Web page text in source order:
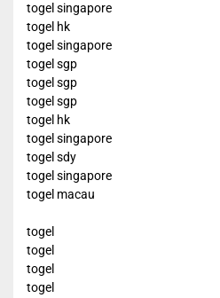
togel singapore
togel hk
togel singapore
togel sgp
togel sgp
togel sgp
togel hk
togel singapore
togel sdy
togel singapore
togel macau
togel
togel
togel
togel